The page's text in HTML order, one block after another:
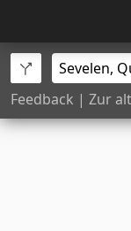
Feedback | Zur